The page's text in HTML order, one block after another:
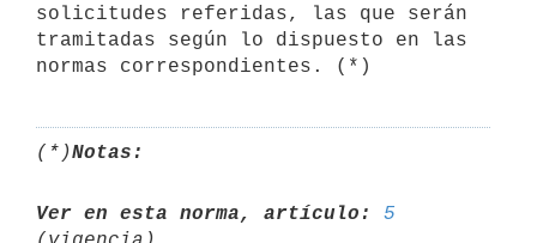
solicitudes referidas, las que serán
tramitadas según lo dispuesto en las
(*)Notas:
Ver en esta norma, artículo:
5